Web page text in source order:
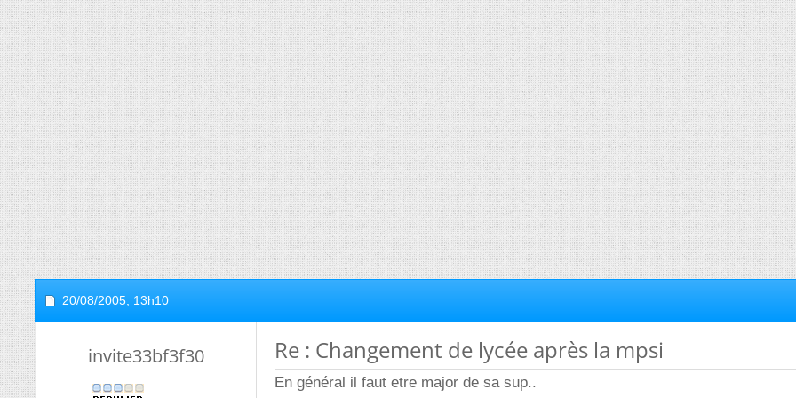
20/08/2005, 13h10
invite33bf3f30 Re : Changement de lycée après la mpsi
En général il faut etre major de sa sup..